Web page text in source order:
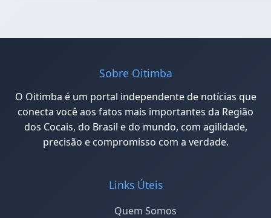
Sobre Oitimba
O Oitimba é um portal independente de notícias que
conecta você aos fatos mais importantes da Região
dos Cocais, do Brasil e do mundo, com agilidade,
precisão e compromisso com a verdade.
Links Úteis
Quem Somos